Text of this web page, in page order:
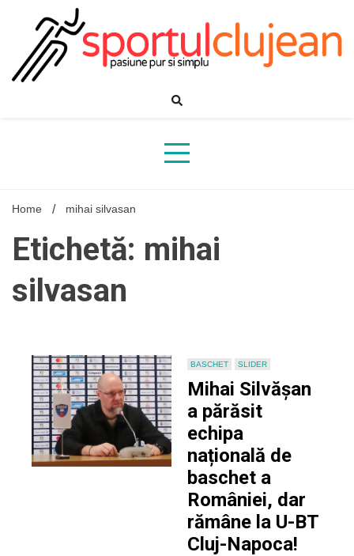
Home mihai silvasan
Etichetă: mihai
silvasan
BASCHET SLIDER
Mihai Silvășan
a părăsit
echipa
națională de
baschet a
României, dar
rămâne la U-BT
Cluj-Napoca!